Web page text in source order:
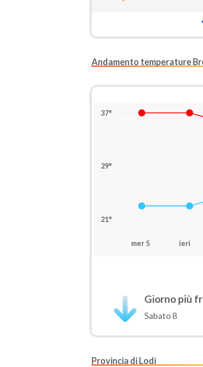
Andamento temperature
37°
29°
21°
mer 5 ieri
Giorno più
Sabato 8
Provincia di Lodi